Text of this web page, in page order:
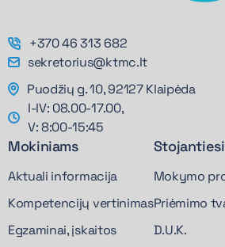
+370 46 313 682
sekretorius@ktmc.lt
Puodžių g. 10, 92127 Klaipėda
I-IV: 08.00-17.00,
V: 8:00-15:45
Mokiniams
Aktuali informacija
Kompetencijų vertinimas
Egzaminai, įskaitos
Mokymo
Priėmimo
D.U.K.